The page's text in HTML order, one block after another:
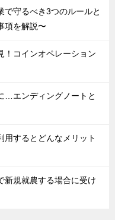
で守るべき3つのルールと
項を解説〜
！コインオペレーション
…エンディングノートと
用するとどんなメリット
新規就農する場合に受け